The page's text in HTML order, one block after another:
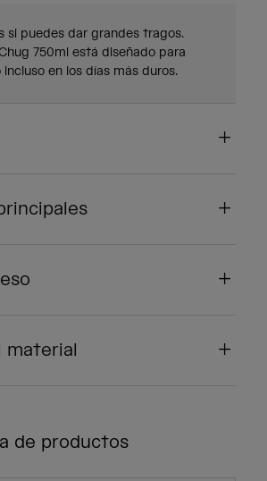
si puedes dar grandes tragos.
750ml está diseñado para
en los días más duros.
material
de productos